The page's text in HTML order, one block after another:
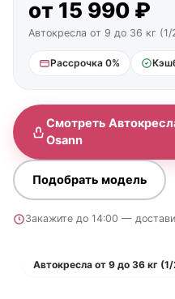
от 15 990 ₽
Автокресла от 9 до 36 кг (1/
Рассрочка 0%
Смотреть
Osann
Подобрать модель
Закажите до 14:00 —
Автокресла от 9 до 36 кг